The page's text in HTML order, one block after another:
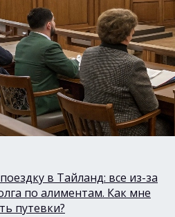
в Тайланд: все из-за
по алиментам. Как мне
путевки?